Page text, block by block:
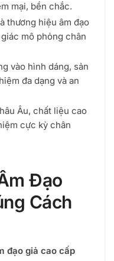
mại, bền chắc.
thương hiệu âm đạo
mô phỏng chân
vào hình dáng, sản
đa dạng và an
Âu, chất liệu cao
cực kỳ chân
Đạo
Cách
đạo giả cao cấp